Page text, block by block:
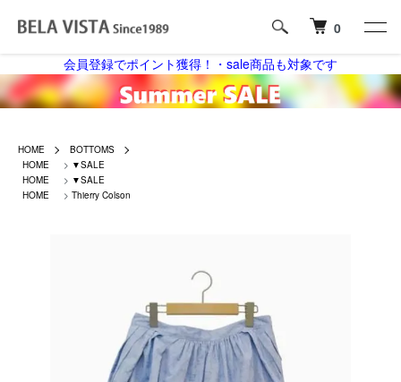
0
会員登録でポイント獲得！・sale商品も対象です
HOME
BOTTOMS
HOME
> ▼SALE
HOME
> ▼SALE
HOME
> Thierry Colson